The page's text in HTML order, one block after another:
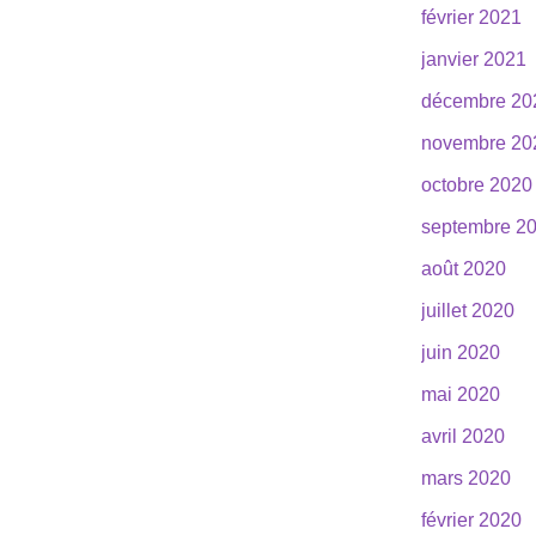
février 2021
janvier 2021
décembre
novembre
octobre 2020
septembre
août 2020
juillet 2020
juin 2020
mai 2020
avril 2020
mars 2020
février 2020